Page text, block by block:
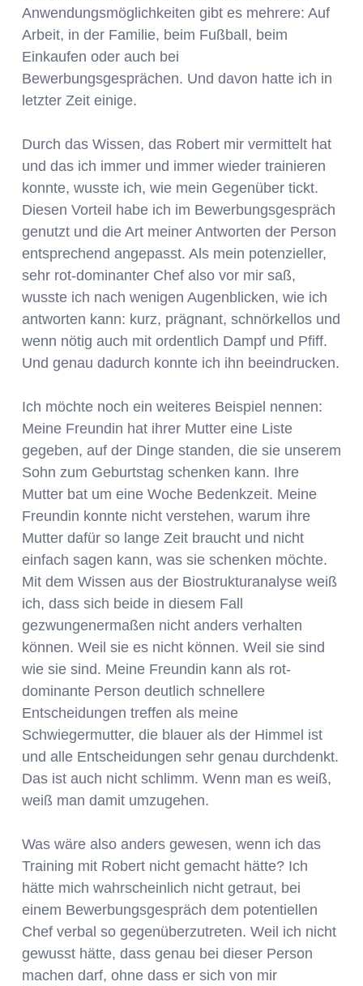
Anwendungsmöglichkeiten gibt es mehrere: Auf
Arbeit, in der Familie, beim Fußball, beim
Einkaufen oder auch bei
Bewerbungsgesprächen. Und davon hatte ich in
letzter Zeit einige.
Durch das Wissen, das Robert mir vermittelt hat
und das ich immer und immer wieder trainieren
konnte, wusste ich, wie mein Gegenüber tickt.
Diesen Vorteil habe ich im Bewerbungsgespräch
genutzt und die Art meiner Antworten der Person
entsprechend angepasst. Als mein potenzieller,
sehr rot-dominanter Chef also vor mir saß,
wusste ich nach wenigen Augenblicken, wie ich
antworten kann: kurz, prägnant, schnörkellos und
wenn nötig auch mit ordentlich Dampf und Pfiff.
Und genau dadurch konnte ich ihn beeindrucken.
Ich möchte noch ein weiteres Beispiel nennen:
Meine Freundin hat ihrer Mutter eine Liste
gegeben, auf der Dinge standen, die sie unserem
Sohn zum Geburtstag schenken kann. Ihre
Mutter bat um eine Woche Bedenkzeit. Meine
Freundin konnte nicht verstehen, warum ihre
Mutter dafür so lange Zeit braucht und nicht
einfach sagen kann, was sie schenken möchte.
Mit dem Wissen aus der Biostrukturanalyse weiß
ich, dass sich beide in diesem Fall
gezwungenermaßen nicht anders verhalten
können. Weil sie es nicht können. Weil sie sind
wie sie sind. Meine Freundin kann als rot-
dominante Person deutlich schnellere
Entscheidungen treffen als meine
Schwiegermutter, die blauer als der Himmel ist
und alle Entscheidungen sehr genau durchdenkt.
Das ist auch nicht schlimm. Wenn man es weiß,
weiß man damit umzugehen.
Was wäre also anders gewesen, wenn ich das
Training mit Robert nicht gemacht hätte? Ich
hätte mich wahrscheinlich nicht getraut, bei
einem Bewerbungsgespräch dem potentiellen
Chef verbal so gegenüberzutreten. Weil ich nicht
gewusst hätte, dass genau bei dieser Person
machen darf, ohne dass er sich von mir